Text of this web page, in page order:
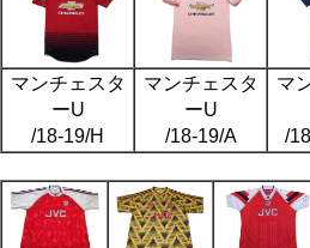
マンチェスタ
ーU
/18-19/H
マンチェスタ
ーU
/18-19/A
マ
/